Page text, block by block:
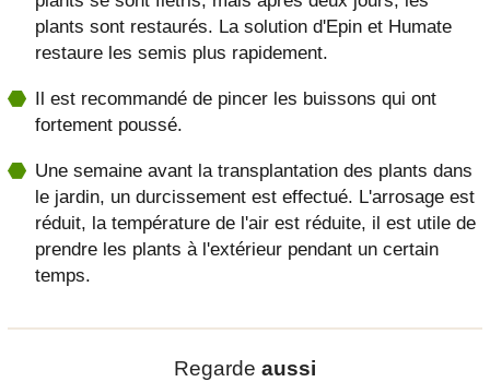
plants sont restaurés. La solution d'Epin et Humate
restaure les semis plus rapidement.
Il est recommandé de pincer les buissons qui ont
fortement poussé.
Une semaine avant la transplantation des plants dans
le jardin, un durcissement est effectué. L'arrosage est
réduit, la température de l'air est réduite, il est utile de
prendre les plants à l'extérieur pendant un certain
temps.
Regarde aussi